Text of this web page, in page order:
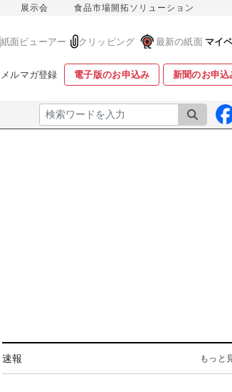
展示会 食品市場開拓ソリューション
紙面ビューアー クリッピング 最新の紙面 マイ
メルマガ登録 電子版のお申込み 新聞のお申込
検索
速報 もっと